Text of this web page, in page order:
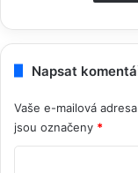
Napsat
Vaše e-mailová
jsou označeny *